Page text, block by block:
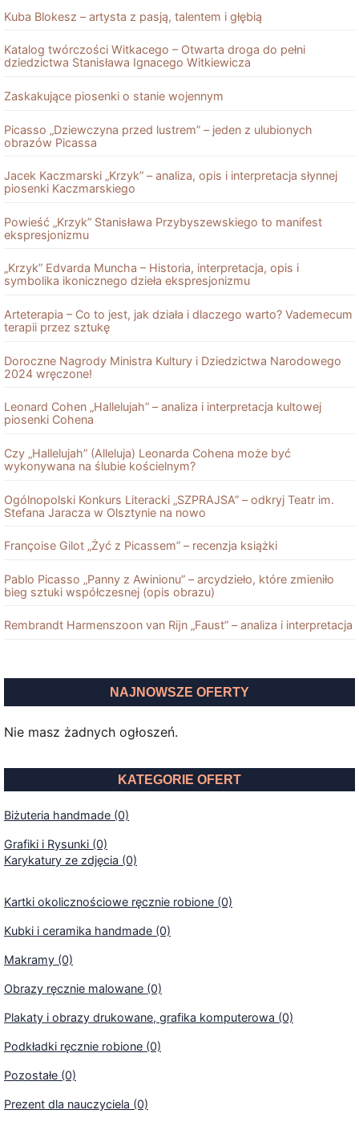
Kuba Blokesz – artysta z pasją, talentem i głębią
Katalog twórczości Witkacego – Otwarta droga do pełni
dziedzictwa Stanisława Ignacego Witkiewicza
Zaskakujące piosenki o stanie wojennym
Picasso „Dziewczyna przed lustrem” – jeden z ulubionych
obrazów Picassa
Jacek Kaczmarski „Krzyk” – analiza, opis i interpretacja słynnej
piosenki Kaczmarskiego
Powieść „Krzyk” Stanisława Przybyszewskiego to manifest
ekspresjonizmu
„Krzyk” Edvarda Muncha – Historia, interpretacja, opis i
symbolika ikonicznego dzieła ekspresjonizmu
Arteterapia – Co to jest, jak działa i dlaczego warto? Vademecum
terapii przez sztukę
Doroczne Nagrody Ministra Kultury i Dziedzictwa Narodowego
2024 wręczone!
Leonard Cohen „Hallelujah” – analiza i interpretacja kultowej
piosenki Cohena
Czy „Hallelujah” (Alleluja) Leonarda Cohena może być
wykonywana na ślubie kościelnym?
Ogólnopolski Konkurs Literacki „SZPRAJSA” – odkryj Teatr im.
Stefana Jaracza w Olsztynie na nowo
Françoise Gilot „Żyć z Picassem” – recenzja książki
Pablo Picasso „Panny z Awinionu” – arcydzieło, które zmieniło
bieg sztuki współczesnej (opis obrazu)
Rembrandt Harmenszoon van Rĳn „Faust” – analiza i interpretacja
NAJNOWSZE OFERTY
Nie masz żadnych ogłoszeń.
KATEGORIE OFERT
Biżuteria handmade (0)
Grafiki i Rysunki (0)
Karykatury ze zdjęcia (0)
Kartki okolicznościowe ręcznie robione (0)
Kubki i ceramika handmade (0)
Makramy (0)
Obrazy ręcznie malowane (0)
Plakaty i obrazy drukowane, grafika komputerowa (0)
Podkładki ręcznie robione (0)
Pozostałe (0)
Prezent dla nauczyciela (0)